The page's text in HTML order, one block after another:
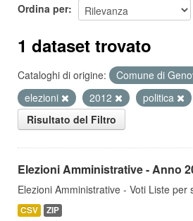
Ordina per
1 dataset trovato
Cataloghi di origine: Comune di
elezioni
2012 politica
Risultato del Filtro
Elezioni Amministrative - Anno
Elezioni Amministrative - Voti Liste per
CSV ZIP